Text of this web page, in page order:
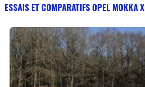
ESSAIS ET COMPARATIFS OPEL MOKKA X